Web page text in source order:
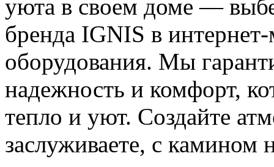
уюта в своем доме —
бренда IGNIS в
оборудования. Мы
надежность и комфорт,
тепло и уют. Создайте
заслуживаете, с камином